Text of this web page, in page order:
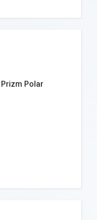
Polar